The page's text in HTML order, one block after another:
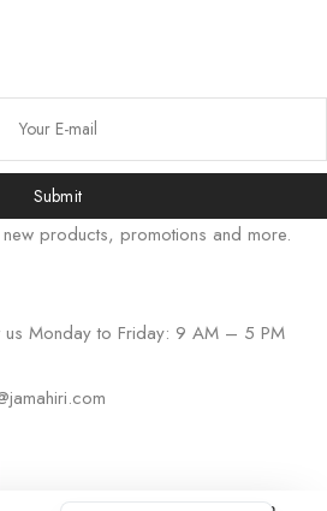
Submit
products, promotions and more.
us Monday to Friday: 9 AM – 5 PM
Deutsch
اردو
हिन्दी
Bahasa Indonesia